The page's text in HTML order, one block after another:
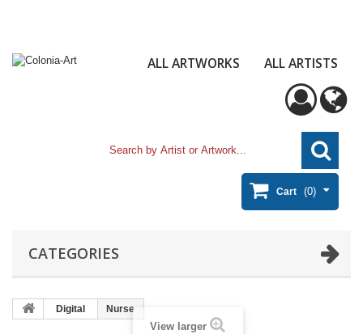
ALL ARTWORKS ALL ARTISTS
Cart (0)
CATEGORIES
Digital Nurse
View larger